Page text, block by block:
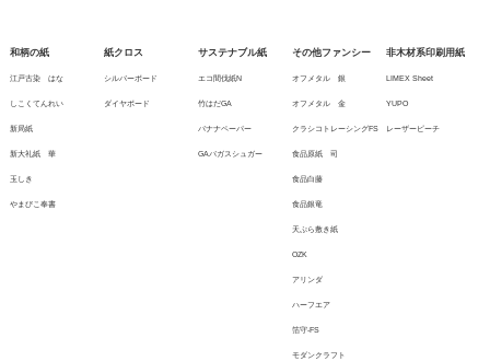
和柄の紙
江戸古染 はな
しこくてんれい
新局紙
新大礼紙 華
玉しき
やまびこ奉書
紙クロス
シルバーボード
ダイヤボード
サステナブル紙
エコ間伐紙N
竹はだGA
バナナペーパー
GAバガスシュガー
その他ファンシー
オフメタル 銀
オフメタル 金
クラシコトレーシングFS
食品原紙 司
食品白藤
食品銀竜
天ぷら敷き紙
OZK
アリンダ
ハーフエア
箔守-FS
モダンクラフト
非木材系印刷用紙
LIMEX Sheet
YUPO
レーザーピーチ